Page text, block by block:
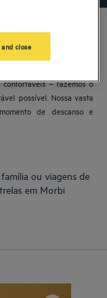
– fazemos o
possível. Nossa vasta
de descanso e
ou viagens de
em Morbi
close